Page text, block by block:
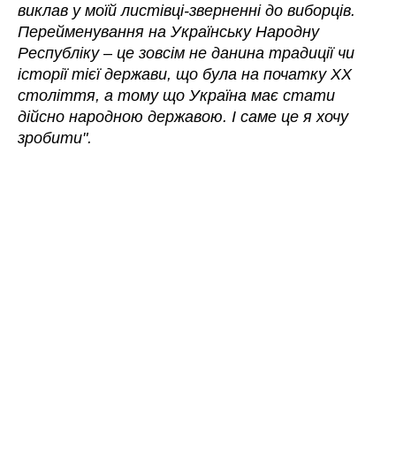
виклав у моїй листівці-зверненні до виборців.
Перейменування на Українську Народну
Республіку– це зовсім не данина традиції чи
історії тієї держави, що була на початку ХХ
століття, а тому що Україна має стати
дійсно народною державою. І саме це я хочу
зробити".